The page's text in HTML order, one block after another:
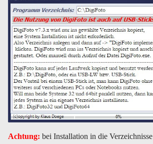
Achtung: bei Installation in die Verzeichnisse